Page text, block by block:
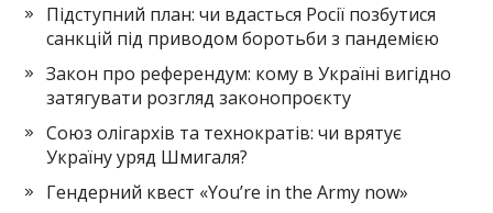
Підступний план: чи вдасться Росії позбутися
санкцій під приводом боротьби з пандемією
Закон про референдум: кому в Україні вигідно
затягувати розгляд законопроєкту
Союз олігархів та технократів: чи врятує
Україну уряд Шмигаля?
Гендерний квест «You’re in the Army now»